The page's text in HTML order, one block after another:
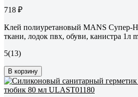
718 ₽
Клей полиуретановый MANS Супер-
ткани, лодок пвх, обуви, канистра 1л
5(13)
В корзину